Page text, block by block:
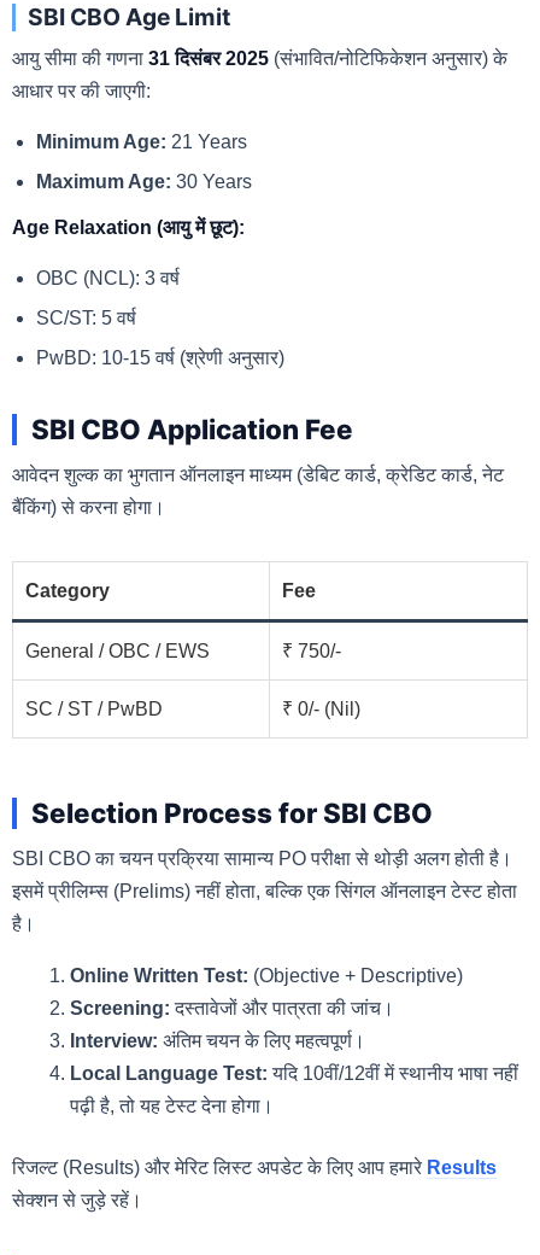
SBI CBO Age Limit
आयु सीमा की गणना 31 दिसंबर 2025 (संभावित/नोटिफिकेशन अनुसार) के
आधार पर की जाएगी:
Minimum Age: 21 Years
Maximum Age: 30 Years
Age Relaxation (आयु में छूट):
OBC (NCL): 3 वर्ष
SC/ST: 5 वर्ष
PwBD: 10-15 वर्ष (श्रेणी अनुसार)
SBI CBO Application Fee
आवेदन शुल्क का भुगतान ऑनलाइन माध्यम (डेबिट कार्ड, क्रेडिट कार्ड, नेट
बैंकिंग) से करना होगा।
Category Fee
General / OBC / EWS ₹ 750/-
SC / ST / PwBD ₹ 0/- (Nil)
Selection Process for SBI CBO
SBI CBO का चयन प्रक्रिया सामान्य PO परीक्षा से थोड़ी अलग होती है।
इसमें प्रीलिम्स (Prelims) नहीं होता, बल्कि एक सिंगल ऑनलाइन टेस्ट होता
है।
Online Written Test: (Objective + Descriptive)
Screening: दस्तावेजों और पात्रता की जांच।
Interview: अंतिम चयन के लिए महत्वपूर्ण।
Local Language Test: यदि 10वीं/12वीं में स्थानीय भाषा नहीं
पढ़ी है, तो यह टेस्ट देना होगा।
रिजल्ट (Results) और मेरिट लिस्ट अपडेट के लिए आप हमारे Results
सेक्शन से जुड़े रहें।